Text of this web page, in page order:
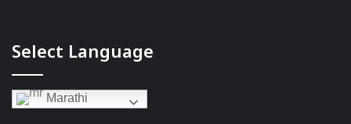
Select Language
Marathi